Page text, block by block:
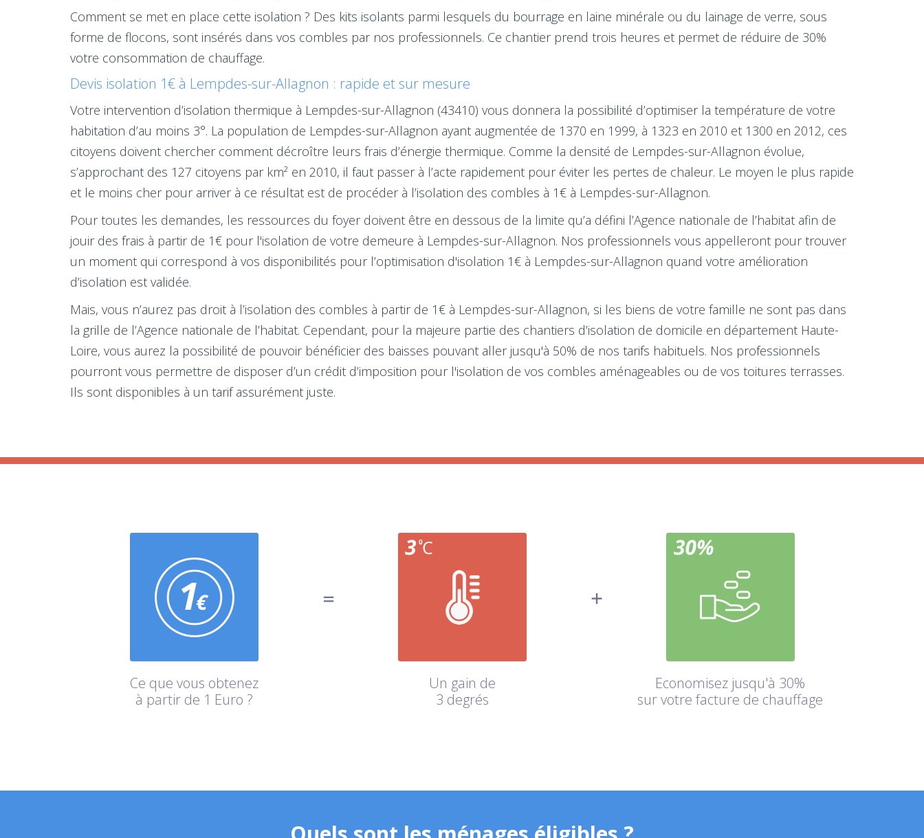
Comment se met en place cette isolation ? Des kits isolants parmi lesquels du bourrage en laine minérale ou du lainage de verre, sous
forme de flocons, sont insérés dans vos combles par nos professionnels. Ce chantier prend trois heures et permet de réduire de 30%
votre consommation de chauffage.
Devis isolation 1€ à Lempdes-sur-Allagnon : rapide et sur mesure
Votre intervention d’isolation thermique à Lempdes-sur-Allagnon (43410) vous donnera la possibilité d’optimiser la température de votre
habitation d’au moins 3°. La population de Lempdes-sur-Allagnon ayant augmentée de 1370 en 1999, à 1323 en 2010 et 1300 en 2012, ces
citoyens doivent chercher comment décroître leurs frais d’énergie thermique. Comme la densité de Lempdes-sur-Allagnon évolue,
s’approchant des 127 citoyens par km² en 2010, il faut passer à l’acte rapidement pour éviter les pertes de chaleur. Le moyen le plus rapide
et le moins cher pour arriver à ce résultat est de procéder à l’isolation des combles à 1€ à Lempdes-sur-Allagnon.
Pour toutes les demandes, les ressources du foyer doivent être en dessous de la limite qu’a défini l’Agence nationale de l’habitat afin de
jouir des frais à partir de 1€ pour l'isolation de votre demeure à Lempdes-sur-Allagnon. Nos professionnels vous appelleront pour trouver
un moment qui correspond à vos disponibilités pour l’optimisation d'isolation 1€ à Lempdes-sur-Allagnon quand votre amélioration
d’isolation est validée.
Mais, vous n’aurez pas droit à l’isolation des combles à partir de 1€ à Lempdes-sur-Allagnon, si les biens de votre famille ne sont pas dans
la grille de l’Agence nationale de l’habitat. Cependant, pour la majeure partie des chantiers d’isolation de domicile en département Haute-
Loire, vous aurez la possibilité de pouvoir bénéficier des baisses pouvant aller jusqu'à 50% de nos tarifs habituels. Nos professionnels
pourront vous permettre de disposer d’un crédit d’imposition pour l'isolation de vos combles aménageables ou de vos toitures terrasses.
Ils sont disponibles à un tarif assurément juste.
Ce que vous obtenez
à partir de 1 Euro ?
Un gain de
3 degrés
Economisez jusqu'à 30%
sur votre facture de chauffage